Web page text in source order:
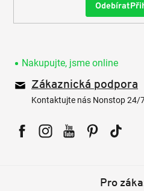
Nakupujte, jsme online
Zákaznická podpora
Kontaktujte nás Nonstop 24/
Pro